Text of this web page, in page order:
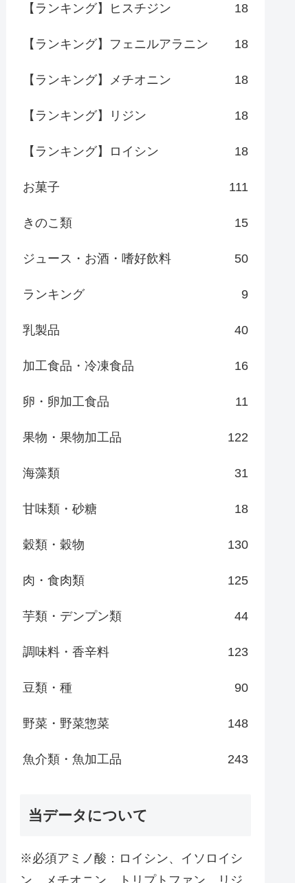
【ランキング】ヒスチジン 18
【ランキング】フェニルアラニン 18
【ランキング】メチオニン 18
【ランキング】リジン 18
【ランキング】ロイシン 18
お菓子 111
きのこ類 15
ジュース・お酒・嗜好飲料 50
ランキング 9
乳製品 40
加工食品・冷凍食品 16
卵・卵加工食品 11
果物・果物加工品 122
海藻類 31
甘味類・砂糖 18
穀類・穀物 130
肉・食肉類 125
芋類・デンプン類 44
調味料・香辛料 123
豆類・種 90
野菜・野菜惣菜 148
魚介類・魚加工品 243
当データについて
※必須アミノ酸：ロイシン、イソロイシ